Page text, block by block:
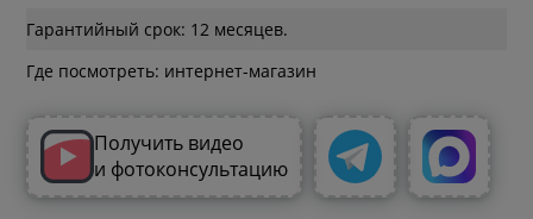
Гарантийный срок: 12 месяцев.
Где посмотреть: интернет-магазин
Получить видео
и фотоконсультацию